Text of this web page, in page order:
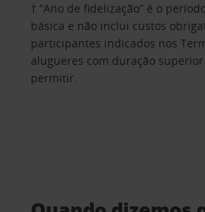
† “Ano de fidelização” é o
básica e não inclui custos
participantes indicados nos
alugueres com duração
permitir.